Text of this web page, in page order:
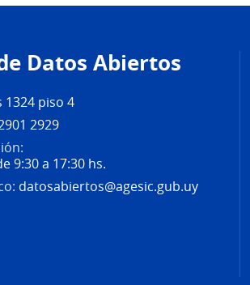
Datos Abiertos
1324 piso 4
2929
9:30 a 17:30 hs.
datosabiertos@agesic.gub.uy